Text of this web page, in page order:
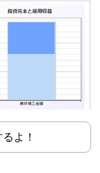
よ！